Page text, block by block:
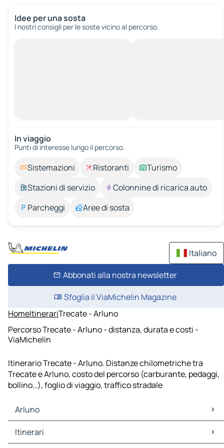
Idee per una sosta
I nostri consigli per le soste vicino al percorso.
In viaggio
Punti di interesse lungo il percorso.
Sistemazioni Ristoranti
Turismo
Stazioni di servizio
Colonnine di ricarica auto
Parcheggi
Aree di sosta
Italiano
Abbonati alla nostra newsletter
Sfoglia il ViaMichelin Magazine
HomeItinerariTrecate - Arluno
Percorso Trecate - Arluno - distanza, durata e costi -
ViaMichelin
Itinerario Trecate - Arluno. Distanze chilometriche tra
Trecate e Arluno, costo del percorso (carburante, pedaggi,
bollino…), foglio di viaggio, traffico stradale
Arluno
Arluno Mappe Piantine
Arluno Traffico
Itinerari